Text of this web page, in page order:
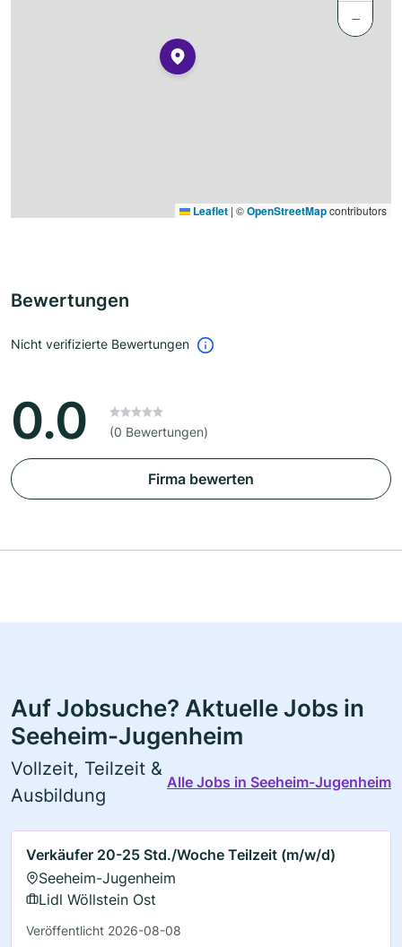
−
Leaflet | ©OpenStreetMapcontributors
Bewertungen
Nicht verifizierte Bewertungen
0.0 (0 Bewertungen)
Firma bewerten
Auf Jobsuche? Aktuelle Jobs in
Seeheim-Jugenheim
Vollzeit, Teilzeit &
Ausbildung
Alle Jobs in Seeheim-Jugenheim
Verkäufer 20-25 Std./Woche Teilzeit (m/w/d)
Seeheim-Jugenheim
Lidl Wöllstein Ost
Veröffentlicht 2026-08-08